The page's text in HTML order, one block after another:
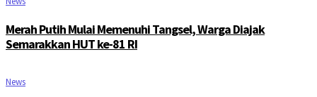
Merah Putih Mulai Memenuhi Tangsel, Warga Diajak
Semarakkan HUT ke-81 RI
News